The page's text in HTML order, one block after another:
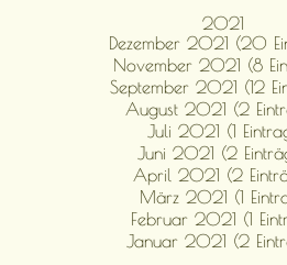
2021
Dezember 2021 (20
November 2021 (8
September 2021 (12
August 2021 (2
Juli 2021 (1
Juni 2021 (2
April 2021 (2
März 2021 (1
Februar 2021 (1
Januar 2021 (2